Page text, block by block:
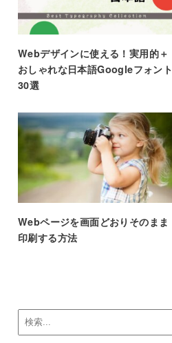
Webデザインに使える！実用的＋
おしゃれな日本語Googleフォント
30選
Webページを画面どおりそのまま
印刷する方法